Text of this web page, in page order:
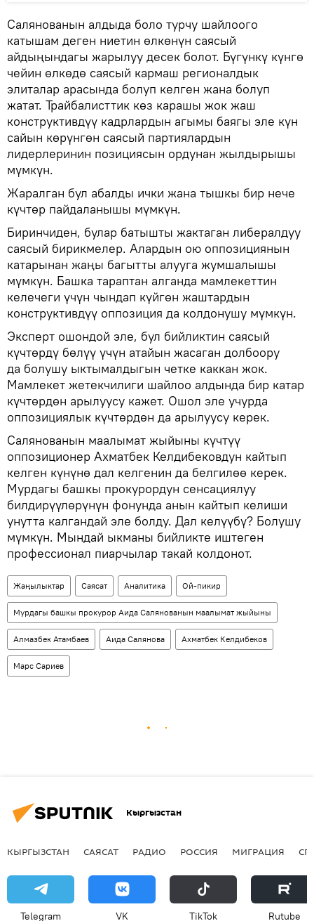
Салянованын алдыда боло турчу шайлоого
катышам деген ниетин өлкөнүн саясый
айдыңындагы жарылуу десек болот. Бүгүнкү күнгө
чейин өлкөдө саясый кармаш регионалдык
элиталар арасында болуп келген жана болуп
жатат. Трайбалисттик көз карашы жок жаш
конструктивдүү кадрлардын агымы баягы эле күн
сайын көрүнгөн саясый партиялардын
лидерлеринин позициясын ордунан жылдырышы
мүмкүн.
Жаралган бул абалды ички жана тышкы бир нече
күчтөр пайдаланышы мүмкүн.
Биринчиден, булар батышты жактаган либералдуу
саясый бирикмелер. Алардын ою оппозициянын
катарынан жаңы багытты алууга жумшалышы
мүмкүн. Башка тараптан алганда мамлекеттин
келечеги үчүн чындап күйгөн жаштардын
конструктивдүү оппозиция да колдонушу мүмкүн.
Эксперт ошондой эле, бул бийликтин саясый
күчтөрдү бөлүү үчүн атайын жасаган долбоору
да болушу ыктымалдыгын четке каккан жок.
Мамлекет жетекчилиги шайлоо алдында бир катар
күчтөрдөн арылуусу кажет. Ошол эле учурда
оппозициялык күчтөрдөн да арылуусу керек.
Салянованын маалымат жыйыны күчтүү
оппозиционер Ахматбек Келдибековдун кайтып
келген күнүнө дал келгенин да белгилөө керек.
Мурдагы башкы прокурордун сенсациялуу
билдирүүлөрүнүн фонунда анын кайтып келиши
унутта калгандай эле болду. Дал келүүбү? Болушу
мүмкүн. Мындай ыкманы бийликте иштеген
профессионал пиарчылар такай колдонот.
Жаңылыктар Саясат Аналитика Ой-пикир
Мурдагы башкы прокурор Аида Салянованын маалымат жыйыны
Алмазбек Атамбаев Аида Салянова Ахматбек Келдибеков
Марс Сариев
Кыргызстан
КЫРГЫЗСТАН САЯСАТ РАДИО РОССИЯ МИГРАЦИЯ
Telegram VK ТikТоk Rutube